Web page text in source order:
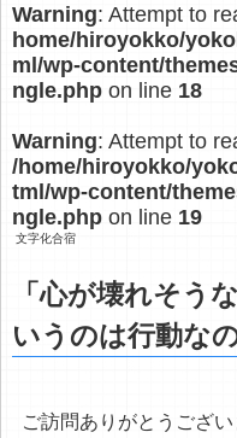
Warning: Attempt to
home/hiroyokko/
ml/wp-content/
ngle.phpon line 18
Warning: Attempt to
/home/hiroyokko/
tml/wp-content/
ngle.phpon line 19
文字化合宿
「心が壊れそう
いうのは行動な
ご訪問ありがとうござい